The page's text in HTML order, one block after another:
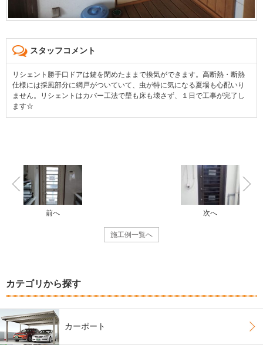
スタッフコメント
リシェント勝手口ドアは鍵を閉めたままで換気ができます。高断熱・断熱
仕様には採風部分に網戸がついていて、虫が特に気になる夏場も心配いり
ません。リシェントはカバー工法で壁も床も壊さず、１日で工事が完了し
ます☆
施工例一覧へ
前へ 次へ
カテゴリから探す
カーポート